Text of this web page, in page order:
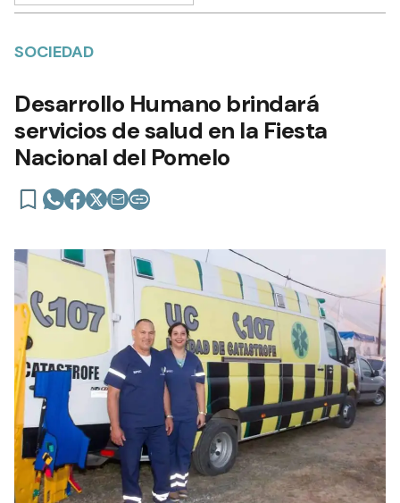
SOCIEDAD
Desarrollo Humano brindará
servicios de salud en la Fiesta
Nacional del Pomelo